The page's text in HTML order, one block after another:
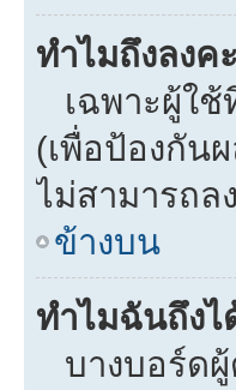
ทำไมถึงลง
เฉพาะผู้ใช้
(เพื่อป้องกัน
ไม่สามารถ
ข้างบน
ทำไมฉันถึงไ
บางบอร์ด